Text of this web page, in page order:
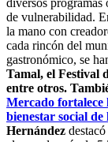
de vulnerabilidad.
la mano con
cada rincón del
gastronómico, se
Tamal, el Festival
entre otros.
Mercado
bienestar social de
Hernández